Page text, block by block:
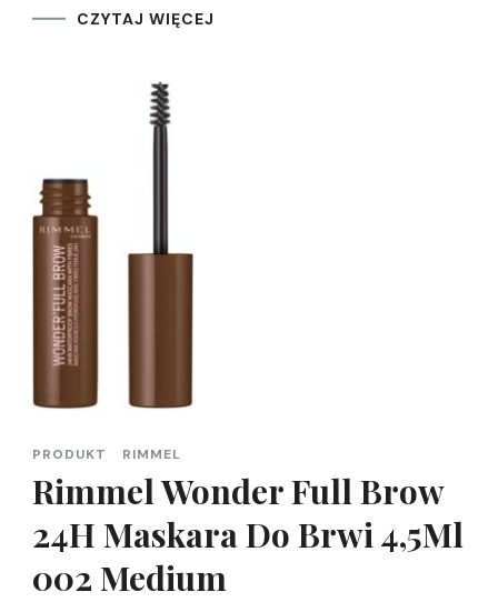
CZYTAJ WIĘCEJ
PRODUKT RIMMEL
Rimmel Wonder Full Brow
24H Maskara Do Brwi 4,5Ml
002 Medium